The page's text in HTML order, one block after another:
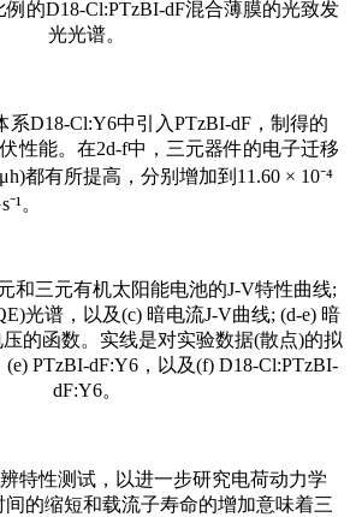
例的D18-Cl:PTzBI-dF混合薄膜的光致发
光光谱。
系D18-Cl:Y6中引入PTzBI-dF，制得的
性能。在2d-f中，三元器件的电子迁移
都有所提高，分别增加到11.60 × 10⁻⁴
。
和三元有机太阳能电池的J-V特性曲线;
光谱，以及(c) 暗电流J-V曲线; (d-e) 暗
的函数。实线是对实验数据(散点)的拟
PTzBI-dF:Y6，以及(f) D18-Cl:PTzBI-
dF:Y6。
特性测试，以进一步研究电荷动力学
间的缩短和载流子寿命的增加意味着三